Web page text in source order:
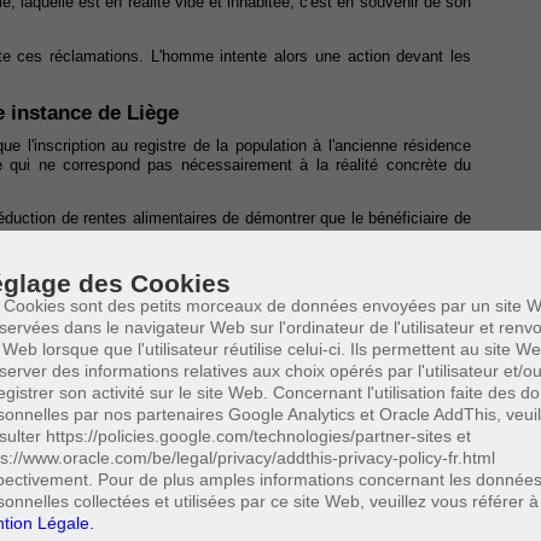
des Cookies
Cookies sont des petits morceaux de données envoyées par un site
dans le navigateur Web sur l'ordinateur de l'utilisateur et
lorsque que l'utilisateur réutilise celui-ci. Ils permettent au site
des informations relatives aux choix opérés par l'utilisateur et/
son activité sur le site Web. Concernant l'utilisation faite des
par nos partenaires Google Analytics et Oracle AddThis,
https://policies.google.com/technologies/partner-sites et
www.oracle.com/be/legal/privacy/addthis-privacy-policy-fr.html
Pour de plus amples informations concernant les données
collectées et utilisées par ce site Web, veuillez vous référer
Légale.
ces réclamations. L'homme intente alors une action devant les
instance de Liège
l'inscription au registre de la population à l'ancienne résidence
qui ne correspond pas nécessairement à la réalité concrète du
de rentes alimentaires de démontrer que le bénéficiaire de
qu'il résidait bien à une autre adresse, laquelle avait
où il s'était séparé de son ex-épouse. Sa fille était quant à elle
ses parents et, plus tard, au décès de celle-ci. Il en résulte qu'il
cohabitaient plus ensemble depuis longtemps.
conditions nécessaires pour admettre la déduction des rentes
revenus de 1992 (C.I.R.) énoncent les conditions qui doivent être
être taxables ou déduites.
alimentaires ou capitaux tenant lieu de telles rentes sont
perçu, à titre de revenus divers dans le chef de celui qui les